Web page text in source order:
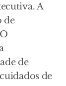
A
de
de
de